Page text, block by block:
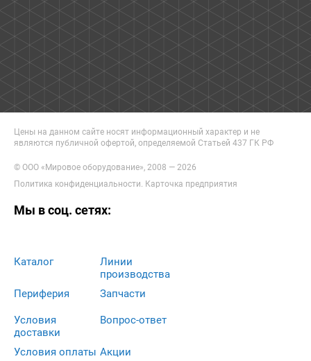
Цены на данном сайте носят информационный характер и не
являются публичной офертой, определяемой Статьей 437 ГК РФ
© ООО «Мировое оборудование», 2008 — 2026
Политика конфиденциальности. Карточка предприятия
Мы в соц. сетях:
Каталог
Периферия
Линии
производства
Запчасти
Условия
доставки
Условия оплаты
Вопрос-ответ
Акции